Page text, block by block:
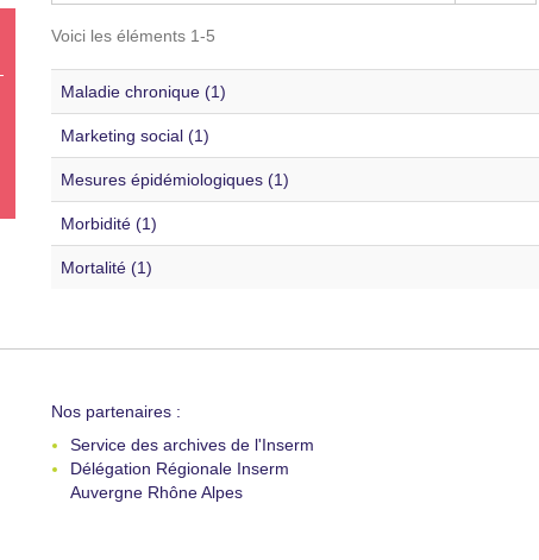
Voici les éléments 1-5
Maladie chronique (1)
Marketing social (1)
Mesures épidémiologiques (1)
Morbidité (1)
Mortalité (1)
Nos partenaires :
Service des archives de l'Inserm
Délégation Régionale Inserm
Auvergne Rhône Alpes